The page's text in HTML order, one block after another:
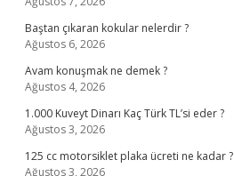
Baştan çıkaran kokular nelerdir ?
Ağustos 6, 2026
Avam konuşmak ne demek ?
Ağustos 4, 2026
1.000 Kuveyt Dinarı Kaç Türk TL’si eder ?
Ağustos 3, 2026
125 cc motorsiklet plaka ücreti ne kadar ?
Ağustos 3, 2026